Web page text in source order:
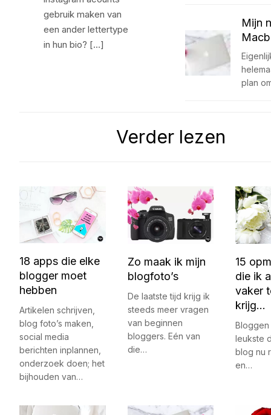
gebruik maken van
een ander lettertype
in hun bio? […]
Mijn
plan
Verder lezen
18 apps die elke
blogger moet
hebben
Artikelen schrijven,
blog foto’s maken,
social media
berichten inplannen,
onderzoek doen; het
bijhouden van…
Zo maak ik mijn
blogfoto’s
De laatste tijd krijg ik
steeds meer vragen
van beginnen
bloggers. Eén van
die…
15
die ik
vaker
krijg…
Bloggen
leukste
blog nu
en…